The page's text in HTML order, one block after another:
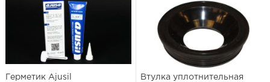
Герметик Ajusil
Втулка уплотнительная